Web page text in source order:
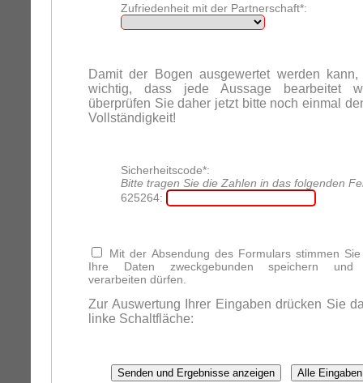
Zufriedenheit mit der Partnerschaft*:
Damit der Bogen ausgewertet werden
wichtig, dass jede Aussage bearbeitet
überprüfen Sie daher jetzt bitte noch einmal
Vollständigkeit!
Sicherheitscode*:
Bitte tragen Sie die Zahlen in das folgenden
625264:
Mit der Absendung des Formulars stimmen
Ihre Daten zweckgebunden speichern und
verarbeiten dürfen.
Zur Auswertung Ihrer Eingaben drücken Sie
linke Schaltfläche: